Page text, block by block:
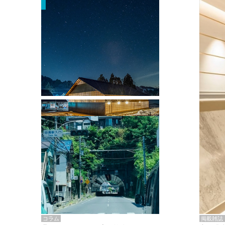
掲載雑誌
掲載雑誌・書籍
『街歩き研修「アールデコとモダニズ
ム、和風バロック」』のレポート記事が
掲載
コラム